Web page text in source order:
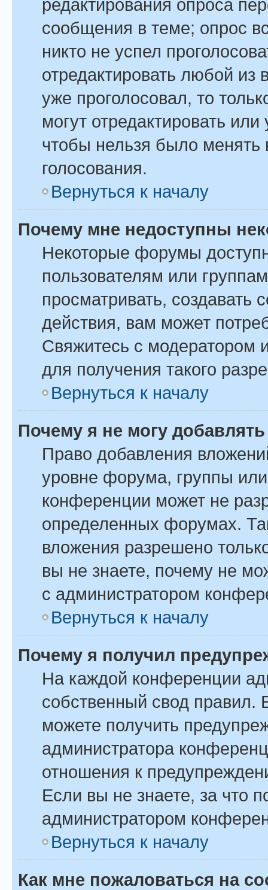
редактирования опроса
сообщения в теме; опрос
никто не успел
отредактировать любой из
уже проголосовал, то
могут отредактировать
чтобы нельзя было менять
голосования.
Вернуться к началу
Почему мне недоступны
Некоторые форумы
пользователям или
просматривать, создавать
действия, вам может
Свяжитесь с модератором
для получения такого
Вернуться к началу
Почему я не могу
Право добавления
уровне форума, группы
конференции может не
определенных форумах.
вложения разрешено
вы не знаете, почему не
с администратором
Вернуться к началу
Почему я получил
На каждой конференции
собственный свод
можете получить
администратора
отношения к
Если вы не знаете, за что
администратором
Вернуться к началу
Как мне пожаловаться на